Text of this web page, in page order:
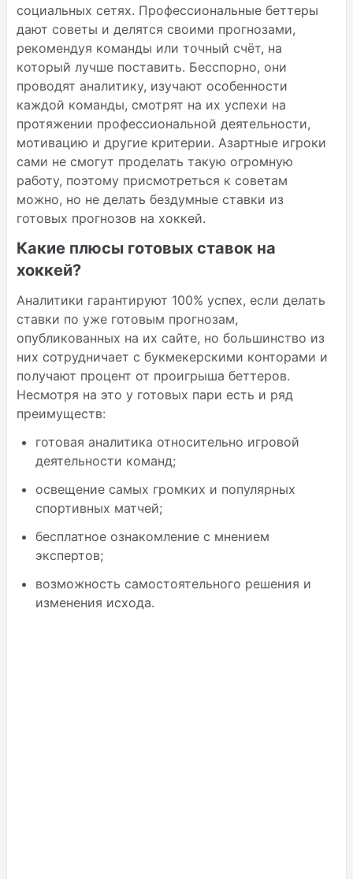
социальных сетях. Профессиональные беттеры
дают советы и делятся своими прогнозами,
рекомендуя команды или точный счёт, на
который лучше поставить. Бесспорно, они
проводят аналитику, изучают особенности
каждой команды, смотрят на их успехи на
протяжении профессиональной деятельности,
мотивацию и другие критерии. Азартные игроки
сами не смогут проделать такую огромную
работу, поэтому присмотреться к советам
можно, но не делать бездумные ставки из
готовых прогнозов на хоккей.
Какие плюсы готовых ставок на
хоккей?
Аналитики гарантируют 100% успех, если делать
ставки по уже готовым прогнозам,
опубликованных на их сайте, но большинство из
них сотрудничает с букмекерскими конторами и
получают процент от проигрыша беттеров.
Несмотря на это у готовых пари есть и ряд
преимуществ:
готовая аналитика относительно игровой
деятельности команд;
освещение самых громких и популярных
спортивных матчей;
бесплатное ознакомление с мнением
экспертов;
возможность самостоятельного решения и
изменения исхода.